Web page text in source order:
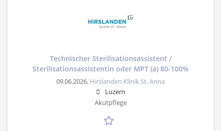
Technischer Sterilisationsassistent /
Sterilisationsassistentin oder MPT (a) 80-100%
09.06.2026, Hirslanden Klinik St. Anna
Luzern
Akutpflege